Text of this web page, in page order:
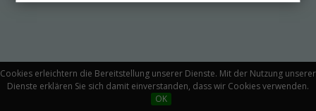
Cookies erleichtern die Bereitstellung unserer Dienste. Mit der Nutzung unserer
Dienste erklären Sie sich damit einverstanden, dass wir Cookies verwenden.
OK